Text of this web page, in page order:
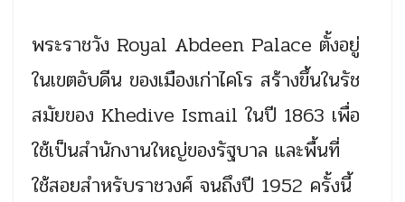
พระราชวัง Royal Abdeen Palace ตั้งอยู่
ในเขตอับดีน ของเมืองเก่าไคโร สร้างขึ้นในรัช
สมัยของ Khedive Ismail ในปี 1863 เพื่อ
ใช้เป็นสำนักงานใหญ่ของรัฐบาล และพื้นที่
ใช้สอยสำหรับราชวงศ์ จนถึงปี 1952 ครั้งนี้